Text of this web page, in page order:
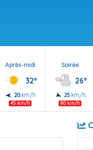
Après-midi
32°
20 km/h
45 km/h
Soirée
26°
25 km/h
80 km/h